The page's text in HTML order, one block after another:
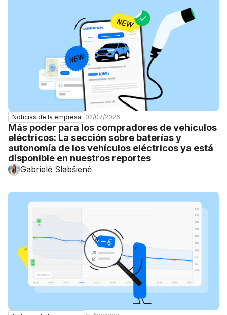
Noticias de la empresa 02/07/2026
Más poder para los compradores de vehículos
eléctricos: La sección sobre baterías y
autonomía de los vehículos eléctricos ya está
disponible en nuestros reportes
Gabrielė Slabšienė